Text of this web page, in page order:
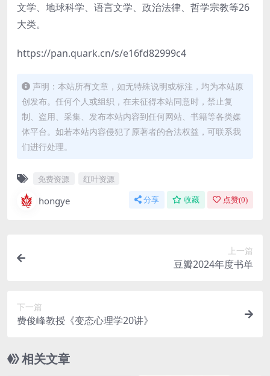
文学、地球科学、语言文学、政治法律、哲学宗教等26
大类。
​https://pan.quark.cn/s/e16fd82999c4
声明：本站所有文章，如无特殊说明或标注，均为本站原
创发布。任何个人或组织，在未征得本站同意时，禁止复
制、盗用、采集、发布本站内容到任何网站、书籍等各类媒
体平台。如若本站内容侵犯了原著者的合法权益，可联系我
们进行处理。
免费资源 红叶资源
hongye 分享 收藏 点赞(0)
上一篇
豆瓣2024年度书单
下一篇
费俊峰教授《变态心理学20讲》
相关文章